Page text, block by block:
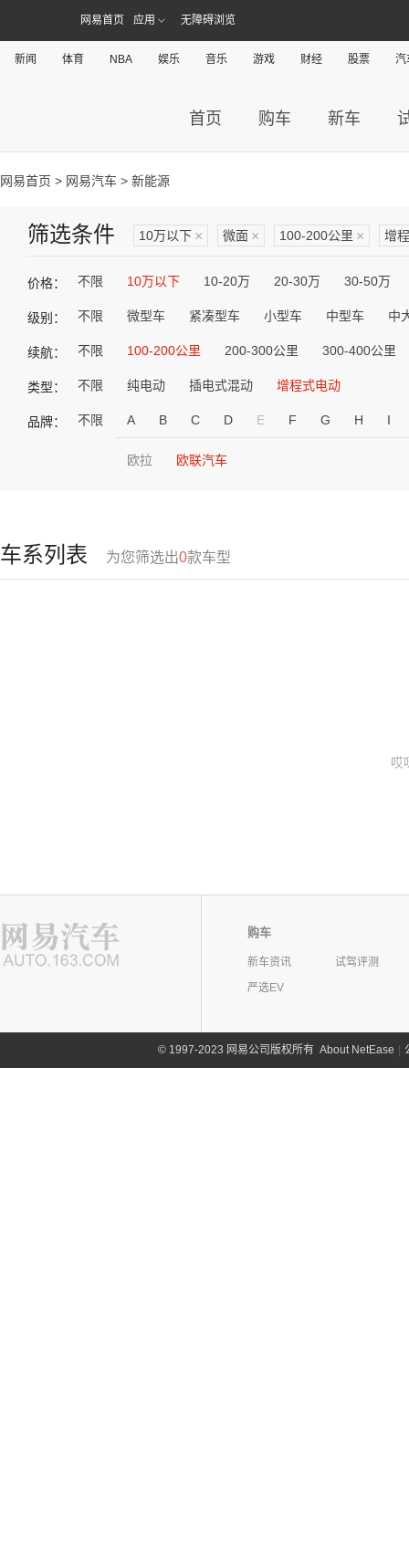
网易首页 应用 无障碍浏览
新闻 体育 NBA 娱乐 音乐 游戏 财经 股票 汽
首页 购车 新车
网易首页 > 网易汽车 > 新能源
筛选条件 10万以下 × 微面 × 100-200公里 × 增
价格： 不限 10万以下 10-20万 20-30万 30-50万
级别： 不限 微型车 紧凑型车 小型车 中型车 中
续航： 不限 100-200公里 200-300公里 300-400公里
类型： 不限 纯电动 插电式混动 增程式电动
品牌： 不限 A B C D E F G H I
欧拉 欧联汽车
车系列表 为您筛选出0款车型
哎
购车
新车资讯
试驾评测
严选EV
©1997-2023 网易公司版权所有 About NetEase